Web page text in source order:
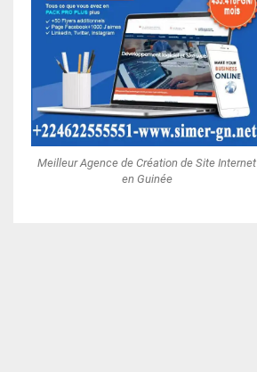
Meilleur Agence de Création de Site Internet
en Guinée